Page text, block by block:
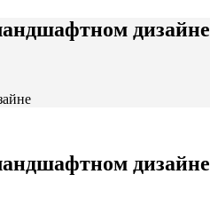
дизайне
дизайне